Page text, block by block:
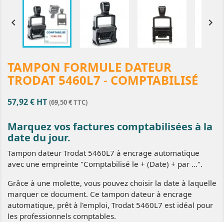
 
TAMPON FORMULE DATEUR
TRODAT 5460L7 - COMPTABILISÉ
57,92 € HT (69,50 € TTC)
Marquez vos factures comptabilisées à la
date du jour.
Tampon dateur Trodat 5460L7 à encrage automatique
avec une empreinte "Comptabilisé le + (Date) + par ...".
Grâce à une molette, vous pouvez choisir la date à laquelle
marquer ce document. Ce tampon dateur à encrage
automatique, prêt à l'emploi, Trodat 5460L7 est idéal pour
les professionnels comptables.